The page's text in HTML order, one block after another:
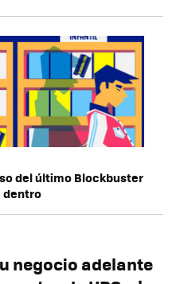
del último Blockbuster
dentro
negocio adelante